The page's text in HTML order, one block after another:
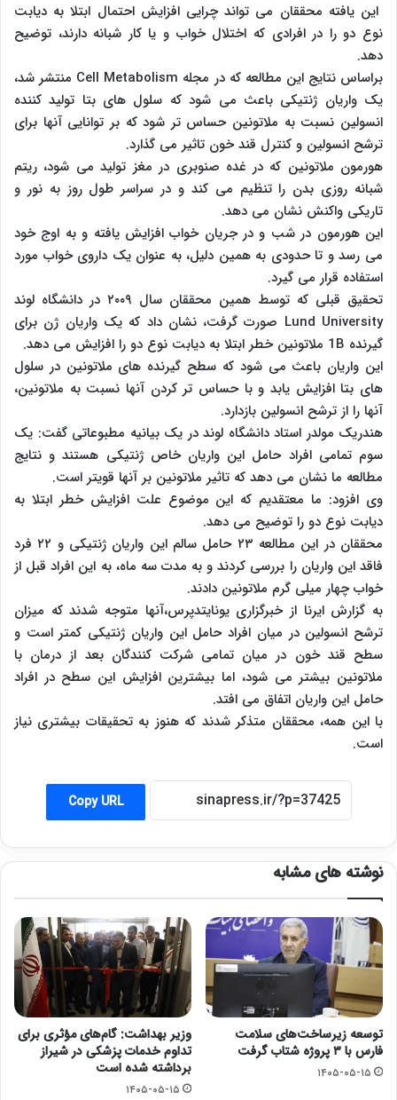
این یافته محققان می تواند چرایی افزایش احتمال ابتلا به دیابت
نوع دو را در افرادی که اختلال خواب و یا کار شبانه دارند، توضیح
دهد.
براساس نتایج این مطالعه که در مجله Cell Metabolism منتشر شد،
یک واریان ژنتیکی باعث می شود که سلول های بتا تولید کننده
انسولین نسبت به ملاتونین حساس تر شود که بر توانایی آنها برای
ترشح انسولین و کنترل قند خون تاثیر می گذارد.
هورمون ملاتونین که در غده صنوبری در مغز تولید می شود، ریتم
شبانه روزی بدن را تنظیم می کند و در سراسر طول روز به نور و
تاریکی واکنش نشان می دهد.
این هورمون در شب و در جریان خواب افزایش یافته و به اوج خود
می رسد و تا حدودی به همین دلیل، به عنوان یک داروی خواب مورد
استفاده قرار می گیرد.
تحقیق قبلی که توسط همین محققان سال ۲۰۰۹ در دانشگاه لوند
Lund University صورت گرفت، نشان داد که یک واریان ژن برای
گیرنده 1B ملاتونین خطر ابتلا به دیابت نوع دو را افزایش می دهد.
این واریان باعث می شود که سطح گیرنده های ملاتونین در سلول
های بتا افزایش یابد و با حساس تر کردن آنها نسبت به ملاتونین،
آنها را از ترشح انسولین بازدارد.
هندریک مولدر استاد دانشگاه لوند در یک بیانیه مطبوعاتی گفت: یک
سوم تمامی افراد حامل این واریان خاص ژنتیکی هستند و نتایج
مطالعه ما نشان می دهد که تاثیر ملاتونین بر آنها قویتر است.
وی افزود: ما معتقدیم که این موضوع علت افزایش خطر ابتلا به
دیابت نوع دو را توضیح می دهد.
محققان در این مطالعه ۲۳ حامل سالم این واریان ژنتیکی و ۲۲ فرد
فاقد این واریان را بررسی کردند و به مدت سه ماه، به این افراد قبل از
خواب چهار میلی گرم ملاتونین دادند.
به گزارش ایرنا از خبرگزاری یونایتدپرس،آنها متوجه شدند که میزان
ترشح انسولین در میان افراد حامل این واریان ژنتیکی کمتر است و
سطح قند خون در میان تمامی شرکت کنندگان بعد از درمان با
ملاتونین بیشتر می شود، اما بیشترین افزایش این سطح در افراد
حامل این واریان اتفاق می افتد.
با این همه، محققان متذکر شدند که هنوز به تحقیقات بیشتری نیاز
است.
Copy URL
نوشته های مشابه
توسعه زیرساخت‌های سلامت
فارس با ۳ پروژه شتاب گرفت
۱۴۰۵-۰۵-۱۵
وزیر بهداشت: گام‌های مؤثری برای
تداوم خدمات پزشکی در شیراز
برداشته شده است
۱۴۰۵-۰۵-۱۵